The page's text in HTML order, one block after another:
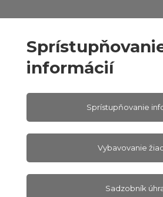
informácií
Sprístupňovanie
Vybavovanie
Sadzobník